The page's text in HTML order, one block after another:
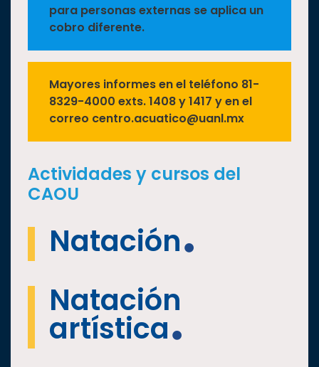
para personas externas se aplica un
cobro diferente.
Mayores informes en el teléfono 81-
8329-4000 exts. 1408 y 1417 y en el
correo centro.acuatico@uanl.mx
Actividades y cursos del
CAOU
Natación
Natación
artística